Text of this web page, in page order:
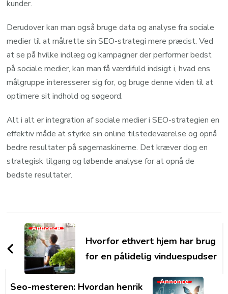
kunder.
Derudover kan man også bruge data og analyse fra sociale
medier til at målrette sin SEO-strategi mere præcist. Ved
at se på hvilke indlæg og kampagner der performer bedst
på sociale medier, kan man få værdifuld indsigt i, hvad ens
målgruppe interesserer sig for, og bruge denne viden til at
optimere sit indhold og søgeord.
Alt i alt er integration af sociale medier i SEO-strategien en
effektiv måde at styrke sin online tilstedeværelse og opnå
bedre resultater på søgemaskinerne. Det kræver dog en
strategisk tilgang og løbende analyse for at opnå de
bedste resultater.
Post
Navigation
Annonce
Hvorfor ethvert hjem har brug
for en pålidelig vinduespudser
Annonce
Seo-mesteren: Hvordan henrik